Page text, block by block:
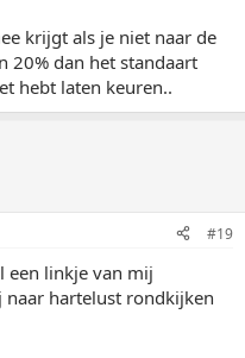
krijgt als je niet naar de
20% dan het standaart
hebt laten keuren..
#19
een linkje van mij
naar hartelust rondkijken